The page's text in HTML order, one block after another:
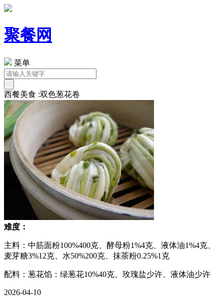
聚餐网
菜单
西餐美食 :双色葱花卷
难度：
主料：中筋面粉100%400克、酵母粉1%4克、液体油1%4克、
麦芽糖3%12克、水50%200克、抹茶粉0.25%1克
配料：葱花馅：绿葱花10%40克、玫瑰盐少许、液体油少许
2026-04-10